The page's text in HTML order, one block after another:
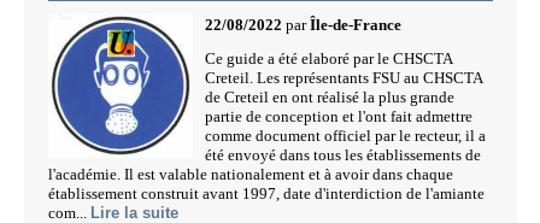
22/08/2022 parÎle-de-France
Ce guide a été elaboré par le CHSCTA
Creteil. Les représentants FSU au CHSCTA
de Creteil en ont réalisé la plus grande
partie de conception et l'ont fait admettre
comme document officiel par le recteur, il a
été envoyé dans tous les établissements de
l'académie. Il est valable nationalement et à avoir dans chaque
établissement construit avant 1997, date d'interdiction de l'amiante
com... Lire la suite